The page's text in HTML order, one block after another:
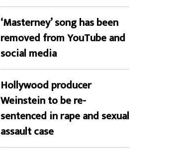
‘Masterney’ song has been
removed from YouTube and
social media
Hollywood producer
Weinstein to be re-
sentenced in rape and sexual
assault case